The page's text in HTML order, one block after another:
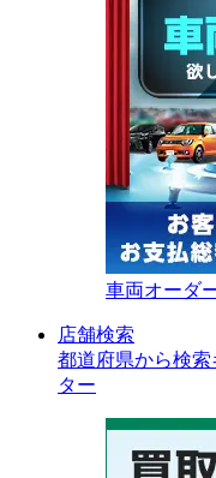
車両オーダ
店舗検索
都道府県から検索
ター